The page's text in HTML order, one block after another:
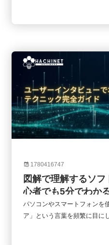
しながら、業界ごとの活用方
解説します。
1780416747
図解で理解するソ
心者でも5分でわか
パソコンやスマートフォンを
ア」という言葉を頻繁に目に